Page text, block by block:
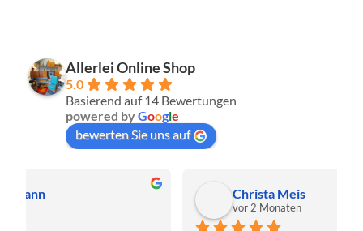
Allerlei Online Shop
5.0
Basierend auf 14 Bewertungen
powered byGoogle
bewerten Sie uns auf
Christa Meis